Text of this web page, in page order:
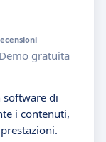
Demo gratuita
software di
i contenuti,